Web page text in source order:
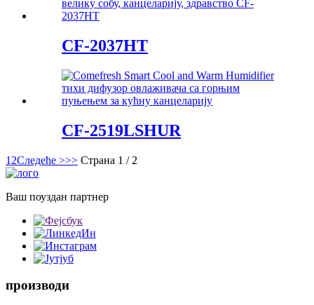
CF-2037HT
CF-2519LSHUR
1 2Следеће >>> Страна 1 / 2
Ваш поуздан партнер
производи